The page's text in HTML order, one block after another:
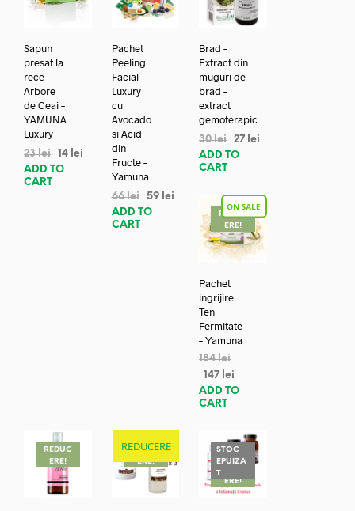
Sapun
presat la
rece
Arbore
de Ceai –
YAMUNA
Luxury
23lei 14 lei
ADD TO
CART
Pachet
Peeling
Facial
Luxury
cu
Avocado
si Acid
din
Fructe –
Yamuna
66lei 59 lei
ADD TO
CART
Brad –
Extract din
muguri de
brad –
extract
gemoterapic
30lei 27 lei
ADD TO
CART
REDUC
ERE!
Pachet
ingrijire
Ten
Fermitate
– Yamuna
184lei
147 lei
ADD TO
CART
REDUC
ERE!
REDUCERE
REDUC
ERE!
STOC
EPUIZA
TREDUC
ERE!